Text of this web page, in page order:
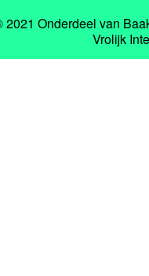
2021 Onderdeel van
Vrolijk